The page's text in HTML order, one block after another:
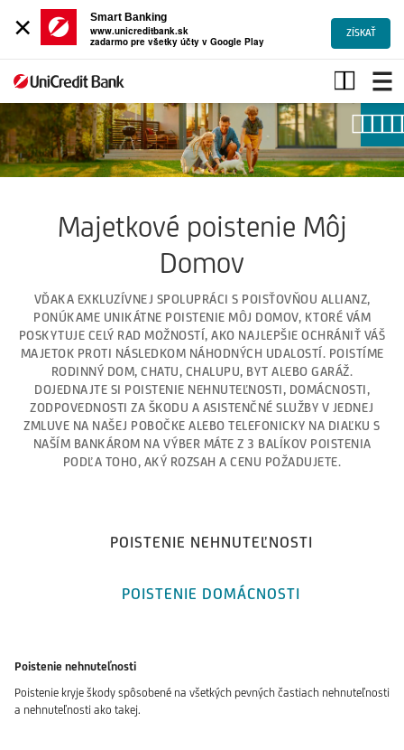
×
Smart Banking
www.unicreditbank.sk
zadarmo pre všetky účty v Google Play
ZÍSKAŤ
Majetkové
poistenie,
poistné
limity
Majetkové poistenie Môj
Domov
VĎAKA EXKLUZÍVNEJ SPOLUPRÁCI S POISŤOVŇOU ALLIANZ,
PONÚKAME UNIKÁTNE POISTENIE MÔJ DOMOV, KTORÉ VÁM
POSKYTUJE CELÝ RAD MOŽNOSTÍ, AKO NAJLEPŠIE OCHRÁNIŤ VÁŠ
MAJETOK PROTI NÁSLEDKOM NÁHODNÝCH UDALOSTÍ. POISTÍME
RODINNÝ DOM, CHATU, CHALUPU, BYT ALEBO GARÁŽ.
DOJEDNAJTE SI POISTENIE NEHNUTEĽNOSTI, DOMÁCNOSTI,
ZODPOVEDNOSTI ZA ŠKODU A ASISTENČNÉ SLUŽBY V JEDNEJ
ZMLUVE NA NAŠEJ POBOČKE ALEBO TELEFONICKY NA DIAĽKU S
NAŠÍM BANKÁROM NA VÝBER MÁTE Z 3 BALÍKOV POISTENIA
PODĽA TOHO, AKÝ ROZSAH A CENU POŽADUJETE.
POISTENIE NEHNUTEĽNOSTI
POISTENIE DOMÁCNOSTI
Poistenie nehnuteľnosti
Poistenie kryje škody spôsobené na všetkých pevných častiach nehnuteľnosti
a nehnuteľnosti ako takej.